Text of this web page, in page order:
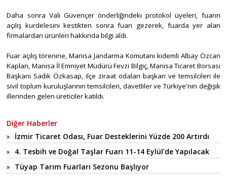
Daha sonra Vali Güvençer önderliğindeki protokol üyeleri, fuarın
açılış kurdelesini kestikten sonra fuarı gezerek, fuarda yer alan
firmalardan ürünleri hakkında bilgi aldı.
Fuar açılış törenine, Manisa Jandarma Komutanı kıdemli Albay Özcan
Kaplan, Manisa İl Emniyet Müdürü Fevzi Bilgiç, Manisa Ticaret Borsası
Başkanı Sadık Özkasap, ilçe ziraat odaları başkan ve temsilcileri ile
sivil toplum kuruluşlarının temsilcileri, davetliler ve Türkiye'nin değişik
illerinden gelen üreticiler katıldı.
Diğer Haberler
İzmir Ticaret Odası, Fuar Desteklerini Yüzde 200 Artırdı
4. Tesbih ve Doğal Taşlar Fuarı 11-14 Eylül'de Yapılacak
Tüyap Tarım Fuarları Sezonu Başlıyor